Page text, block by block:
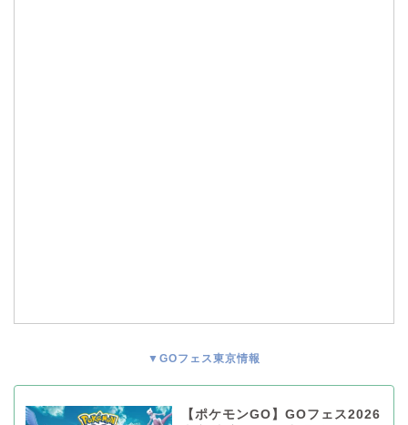
▼GOフェス東京情報
【ポケモンGO】GOフェス2026